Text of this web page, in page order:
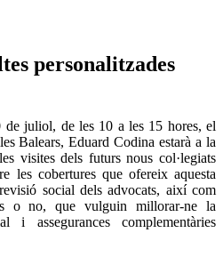
personalitzades
de juliol, de les 10 a les 15 hores, el
Balears, Eduard Codina estarà a la
visites dels futurs nous col·legiats
les cobertures que ofereix aquesta
social dels advocats, així com
o no, que vulguin millorar-ne la
i assegurances complementàries